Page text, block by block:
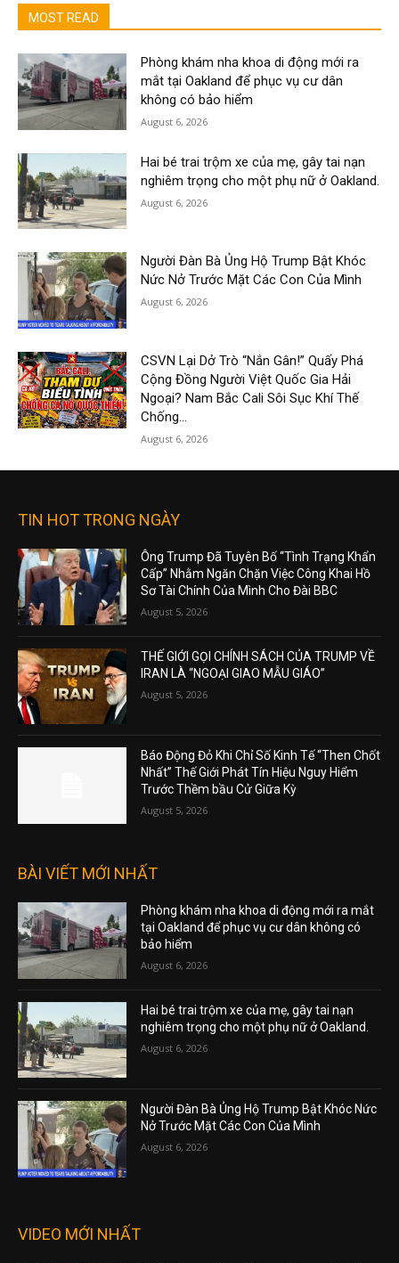
MOST READ
Phòng khám nha khoa di động mới ra
mắt tại Oakland để phục vụ cư dân
không có bảo hiểm
August 6, 2026
Hai bé trai trộm xe của mẹ, gây tai nạn
nghiêm trọng cho một phụ nữ ở Oakland.
August 6, 2026
Người Đàn Bà Ủng Hộ Trump Bật Khóc
Nức Nở Trước Mặt Các Con Của Mình
August 6, 2026
CSVN Lại Dở Trò “Nắn Gân!” Quấy Phá
Cộng Đồng Người Việt Quốc Gia Hải
Ngoại? Nam Bắc Cali Sôi Sục Khí Thế
Chống...
August 6, 2026
TIN HOT TRONG NGÀY
Ông Trump Đã Tuyên Bố “Tình Trạng Khẩn
Cấp” Nhằm Ngăn Chặn Việc Công Khai Hồ
Sơ Tài Chính Của Mình Cho Đài BBC
August 5, 2026
THẾ GIỚI GỌI CHÍNH SÁCH CỦA TRUMP VỀ
IRAN LÀ “NGOẠI GIAO MẪU GIÁO”
August 5, 2026
Báo Động Đỏ Khi Chỉ Số Kinh Tế “Then Chốt
Nhất” Thế Giới Phát Tín Hiệu Nguy Hiểm
Trước Thềm bầu Cử Giữa Kỳ
August 5, 2026
BÀI VIẾT MỚI NHẤT
Phòng khám nha khoa di động mới ra mắt
tại Oakland để phục vụ cư dân không có
bảo hiểm
August 6, 2026
Hai bé trai trộm xe của mẹ, gây tai nạn
nghiêm trọng cho một phụ nữ ở Oakland.
August 6, 2026
Người Đàn Bà Ủng Hộ Trump Bật Khóc Nức
Nở Trước Mặt Các Con Của Mình
August 6, 2026
VIDEO MỚI NHẤT